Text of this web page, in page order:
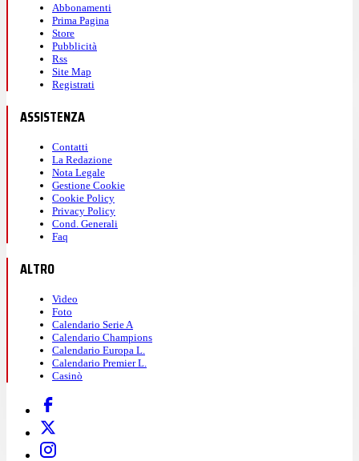
Abbonamenti
Prima Pagina
Store
Pubblicità
Rss
Site Map
Registrati
ASSISTENZA
Contatti
La Redazione
Nota Legale
Gestione Cookie
Cookie Policy
Privacy Policy
Cond. Generali
Faq
ALTRO
Video
Foto
Calendario Serie A
Calendario Champions
Calendario Europa L.
Calendario Premier L.
Casinò